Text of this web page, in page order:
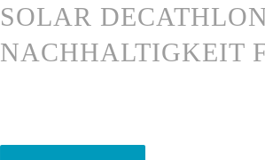
SOLAR
NACHHALTIGKEIT